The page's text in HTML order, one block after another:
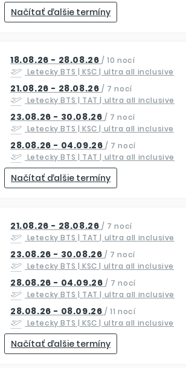
Načítať ďalšie termíny
18.08.26 - 28.08.26 / 10 nocí
Letecky BTS | KSC| ultra all inclusive
21.08.26 - 28.08.26 / 7 nocí
Letecky BTS | TAT| ultra all inclusive
23.08.26 - 30.08.26 / 7 nocí
Letecky BTS | KSC| ultra all inclusive
28.08.26 - 04.09.26 / 7 nocí
Letecky BTS | TAT| ultra all inclusive
Načítať ďalšie termíny
21.08.26 - 28.08.26 / 7 nocí
Letecky BTS | TAT| ultra all inclusive
23.08.26 - 30.08.26 / 7 nocí
Letecky BTS | KSC| ultra all inclusive
28.08.26 - 04.09.26 / 7 nocí
Letecky BTS | TAT| ultra all inclusive
28.08.26 - 08.09.26 / 11 nocí
Letecky BTS | KSC| ultra all inclusive
Načítať ďalšie termíny